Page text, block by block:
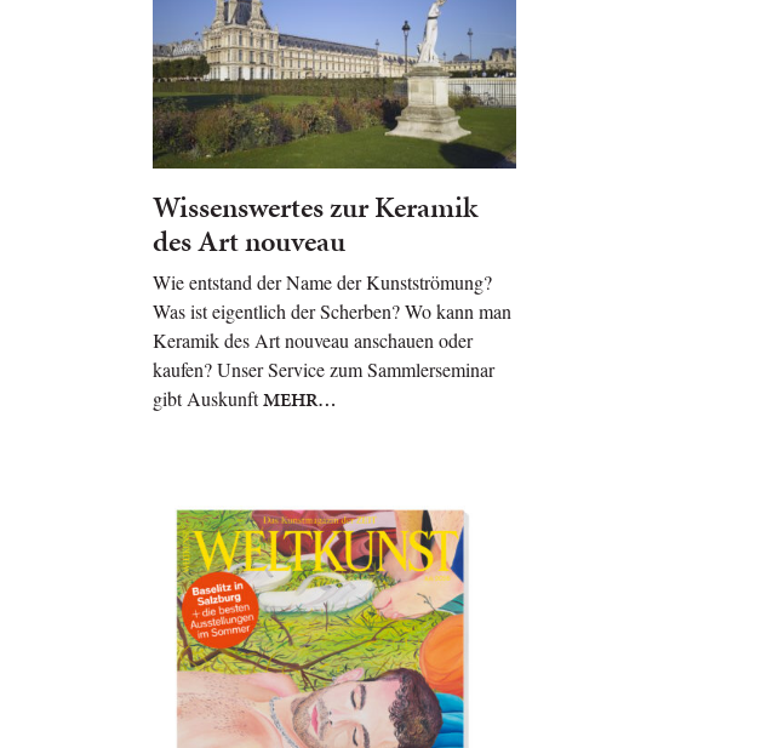
Wissenswertes zur Keramik
des Art nouveau
Wie entstand der Name der Kunstströmung?
Was ist eigentlich der Scherben? Wo kann man
Keramik des Art nouveau anschauen oder
kaufen? Unser Service zum Sammlerseminar
gibt AuskunftMEHR…